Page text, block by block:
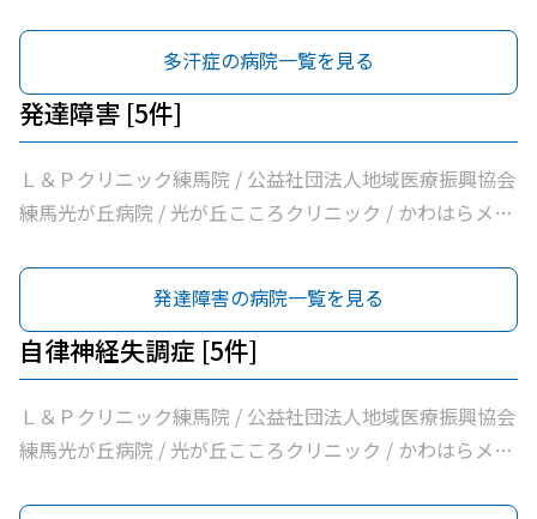
松５丁目皮フ科 / のぎた皮ふ科クリニック
多汗症の病院一覧を見る
発達障害 [5件]
Ｌ＆Ｐクリニック練馬院 / 公益社団法人地域医療振興協会
練馬光が丘病院 / 光が丘こころクリニック / かわはらメン
発達障害の病院一覧を見る
自律神経失調症 [5件]
Ｌ＆Ｐクリニック練馬院 / 公益社団法人地域医療振興協会
練馬光が丘病院 / 光が丘こころクリニック / かわはらメン